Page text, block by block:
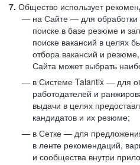
7. Общество использует
на Сайте — для обработки
поиске в базе резюме и
поиске вакансий в целях
отбора вакансий и
Сайта может выбрать
в Системе Talantix — для
работодателей и
выдачи в целях
кандидатов и их резюме;
в Сетке — для
в ленте рекомендаций,
и сообщества внутри